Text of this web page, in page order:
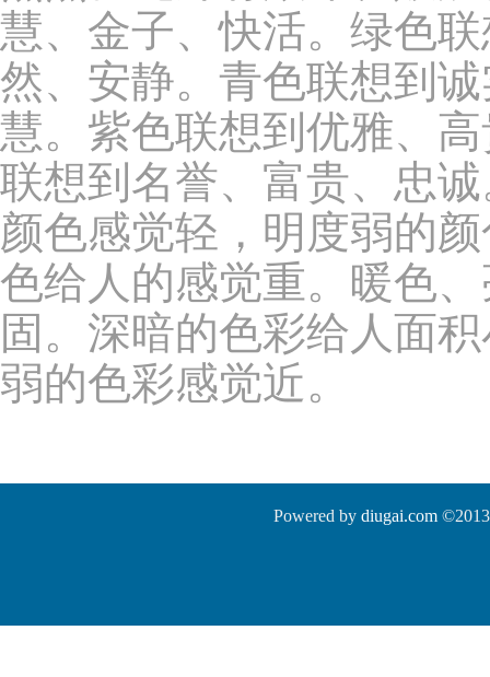
慧、金子、快活。绿色
然、安静。青色联想到
慧。紫色联想到优雅、
联想到名誉、富贵、忠
颜色感觉轻，明度弱的
色给人的感觉重。暖色
固。深暗的色彩给人面
弱的色彩感觉近。
Powered by diugai.com